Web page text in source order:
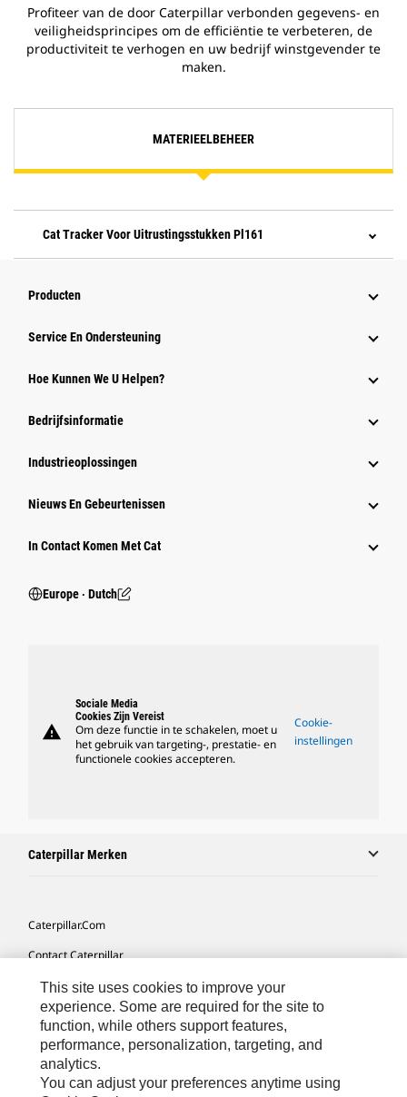
Profiteer van de door Caterpillar verbonden gegevens- en
veiligheidsprincipes om de efficiëntie te verbeteren, de
productiviteit te verhogen en uw bedrijf winstgevender te
maken.
MATERIEELBEHEER
Cat Tracker Voor Uitrustingsstukken Pl161
Producten
Service En Ondersteuning
Hoe Kunnen We U Helpen?
Bedrijfsinformatie
Industrieoplossingen
Nieuws En Gebeurtenissen
In Contact Komen Met Cat
Europe ‧ Dutch
warning
Sociale Media
Cookies Zijn Vereist
Om deze functie in te schakelen, moet u
het gebruik van targeting-, prestatie- en
functionele cookies accepteren.
Cookie-
instellingen
Caterpillar Merken
Caterpillar.com
Contact Caterpillar
Mijn Marketingvoorkeuren
Site Map
Cookie Settings
Legal
This site uses cookies to improve your
experience. Some are required for the site to
function, while others support features,
performance, personalization, targeting, and
analytics.
You can adjust your preferences anytime using